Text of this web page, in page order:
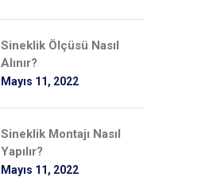
Sineklik Ölçüsü Nasıl
Alınır?
Mayıs 11, 2022
Sineklik Montajı Nasıl
Yapılır?
Mayıs 11, 2022